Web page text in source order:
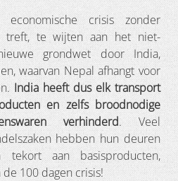
crisis zonder
treft, te wijten aan het niet-
grondwet door India,
waarvan Nepal afhangt voor
India heeft dus elk transport
en zelfs broodnodige
verhinderd. Veel
hebben hun deuren
tekort aan basisproducten,
100 dagen crisis!